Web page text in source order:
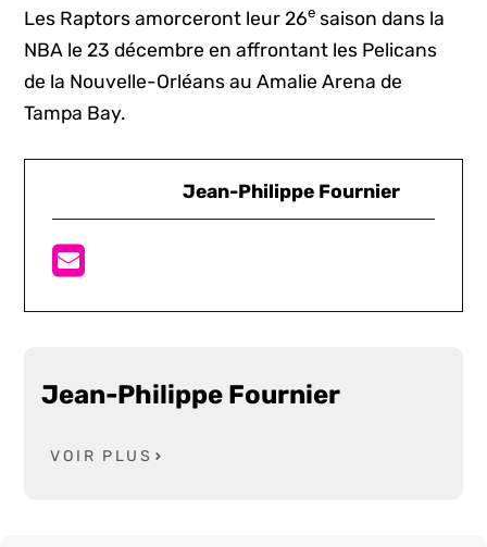
Les Raptors amorceront leur 26e saison dans la
NBA le 23 décembre en affrontant les Pelicans
de la Nouvelle-Orléans au Amalie Arena de
Tampa Bay.
Jean-Philippe Fournier
Jean-Philippe Fournier
VOIR PLUS